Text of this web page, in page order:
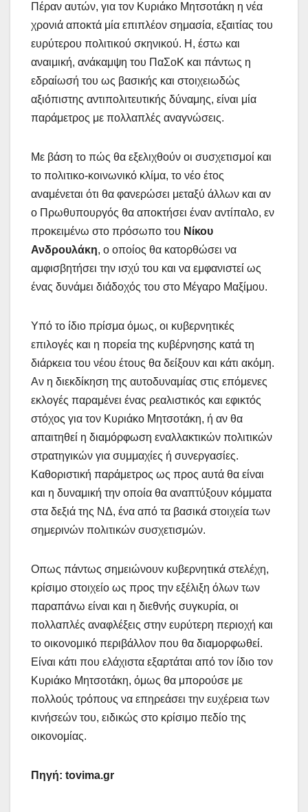
Πέραν αυτών, για τον Κυριάκο Μητσοτάκη η νέα
χρονιά αποκτά μία επιπλέον σημασία, εξαιτίας του
ευρύτερου πολιτικού σκηνικού. Η, έστω και
αναιμική, ανάκαμψη του ΠαΣοΚ και πάντως η
εδραίωσή του ως βασικής και στοιχειωδώς
αξιόπιστης αντιπολιτευτικής δύναμης, είναι μία
παράμετρος με πολλαπλές αναγνώσεις.
Με βάση το πώς θα εξελιχθούν οι συσχετισμοί και
το πολιτικο-κοινωνικό κλίμα, το νέο έτος
αναμένεται ότι θα φανερώσει μεταξύ άλλων και αν
ο Πρωθυπουργός θα αποκτήσει έναν αντίπαλο, εν
προκειμένω στο πρόσωπο του Νίκου
Ανδρουλάκη, ο οποίος θα κατορθώσει να
αμφισβητήσει την ισχύ του και να εμφανιστεί ως
ένας δυνάμει διάδοχός του στο Μέγαρο Μαξίμου.
Υπό το ίδιο πρίσμα όμως, οι κυβερνητικές
επιλογές και η πορεία της κυβέρνησης κατά τη
διάρκεια του νέου έτους θα δείξουν και κάτι ακόμη.
Αν η διεκδίκηση της αυτοδυναμίας στις επόμενες
εκλογές παραμένει ένας ρεαλιστικός και εφικτός
στόχος για τον Κυριάκο Μητσοτάκη, ή αν θα
απαιτηθεί η διαμόρφωση εναλλακτικών πολιτικών
στρατηγικών για συμμαχίες ή συνεργασίες.
Καθοριστική παράμετρος ως προς αυτά θα είναι
και η δυναμική την οποία θα αναπτύξουν κόμματα
στα δεξιά της ΝΔ, ένα από τα βασικά στοιχεία των
σημερινών πολιτικών συσχετισμών.
Οπως πάντως σημειώνουν κυβερνητικά στελέχη,
κρίσιμο στοιχείο ως προς την εξέλιξη όλων των
παραπάνω είναι και η διεθνής συγκυρία, οι
πολλαπλές αναφλέξεις στην ευρύτερη περιοχή και
το οικονομικό περιβάλλον που θα διαμορφωθεί.
Είναι κάτι που ελάχιστα εξαρτάται από τον ίδιο τον
Κυριάκο Μητσοτάκη, όμως θα μπορούσε με
πολλούς τρόπους να επηρεάσει την ευχέρεια των
κινήσεών του, ειδικώς στο κρίσιμο πεδίο της
οικονομίας.
Πηγή: tovima.gr